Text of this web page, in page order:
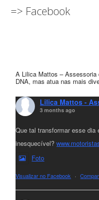
=> Facebook
A Lilica Mattos –
DNA, mas atua nas mais
Lilica Mattos -
3 months ago
Que tal transformar esse dia
inesquecível?
Foto
Visualizar no Facebook ·